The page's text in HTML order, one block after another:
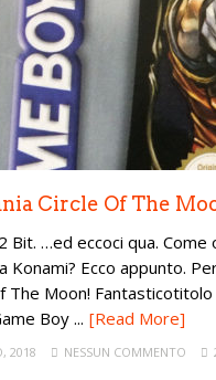
Circle Of The
Bit. …ed eccoci qua.
Konami? Ecco appunto.
The Moon!
Boy ... [Read More]
2018 NESSUN COMMENTO